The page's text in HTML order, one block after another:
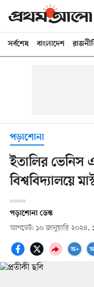
সর্বশেষ বাংলাদেশ
পড়াশোনা
ইতালির ভেনিস
বিশ্ববিদ্যালয়ে
পড়াশোনা ডেস্ক
আপডেট: ১০ জানুয়ারি ২০২৪,